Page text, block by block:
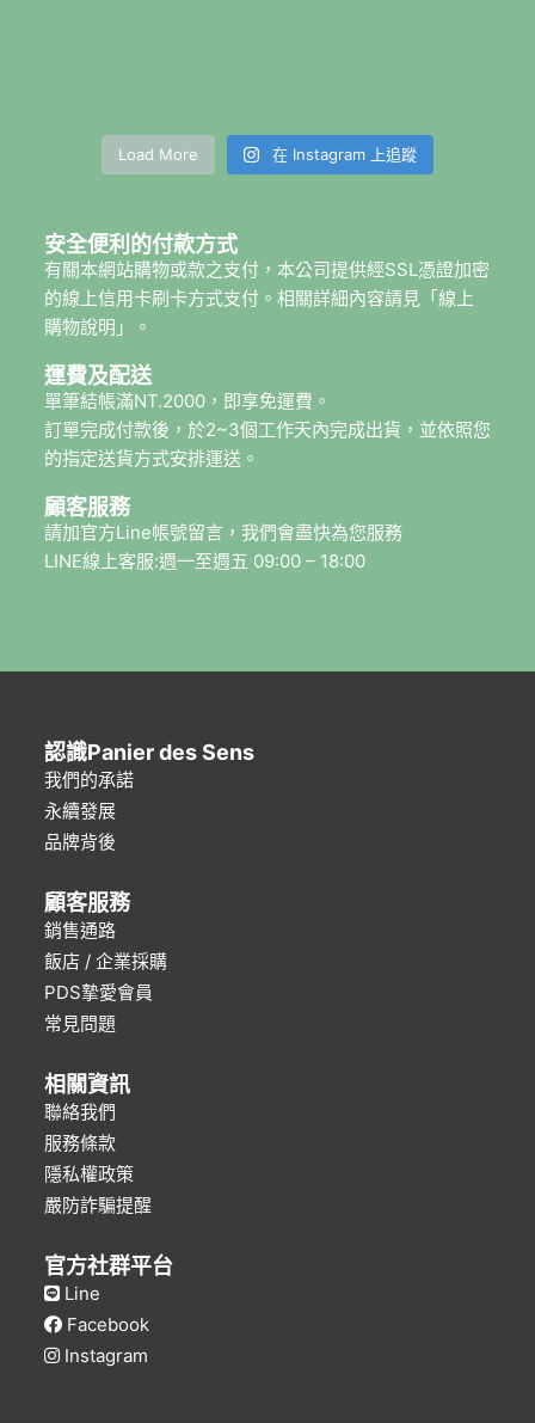
Load More 在 Instagram 上追蹤
安全便利的付款方式
有關本網站購物或款之支付，本公司提供經SSL憑證加密
的線上信用卡刷卡方式支付。相關詳細內容請見「線上
購物說明」。
運費及配送
單筆結帳滿NT.2000，即享免運費。
訂單完成付款後，於2~3個工作天內完成出貨，並依照您
的指定送貨方式安排運送。
顧客服務
請加官方Line帳號留言，我們會盡快為您服務
LINE線上客服:週一至週五 09:00 – 18:00
認識Panier des Sens
我們的承諾
永續發展
品牌背後
顧客服務
銷售通路
飯店 / 企業採購
PDS摯愛會員
常見問題
相關資訊
聯絡我們
服務條款
隱私權政策
嚴防詐騙提醒
官方社群平台
Line
Facebook
Instagram